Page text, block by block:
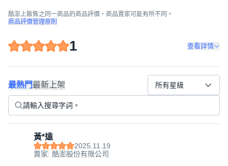
酷澎上販售之同一商品的商品評價，商品賣家可能有所不同。
商品評價管理原則
1 查看詳情
最熱門最新上架 所有星級
黃*遠
2025.11.19
賣家: 酷澎股份有限公司